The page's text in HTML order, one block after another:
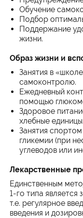
Обучение
Подбор
Поддержание
жизни.
Образ жизни и
Занятия в
самоконтролю.
Ежедневный
помощью
Здоровое
хлебные единицы.
Занятия
гликемии (при
углеводов или
Лекарственные
Единственным
1-го типа является
т.е. регулярное
введения и